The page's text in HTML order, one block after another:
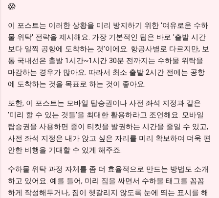
😱
이 포스트는 이러한 상황을 미리 방지하기 위한 '여유로운 수하
물 위탁' 전략을 제시해요. 가장 기본적인 팁은 바로 '출발 시간
보다 일찍 공항에 도착하는 것'이에요. 항공사별로 다르지만, 보
통 국내선은 출발 1시간~1시간 30분 전까지는 수하물 위탁을
마감하는 경우가 많아요. 따라서 최소 출발 2시간 전에는 공항
에 도착하는 것을 목표로 하는 것이 좋아요.
또한, 이 포스트는 모바일 탑승권이나 사전 좌석 지정과 같은
'미리 할 수 있는 것들'을 최대한 활용하라고 조언해요. 모바일
탑승권을 사용하면 종이 티켓을 발권하는 시간을 줄일 수 있고,
사전 좌석 지정은 내가 앉고 싶은 자리를 미리 확보하여 더욱 편
안한 비행을 기대할 수 있게 해주죠.
수하물 위탁 과정 자체를 좀 더 효율적으로 만드는 방법도 소개
하고 있어요. 예를 들어, 미리 짐을 싸면서 수하물 태그를 꼼꼼
하게 작성해두거나, 짐이 헷갈리지 않도록 눈에 띄는 표시를 해